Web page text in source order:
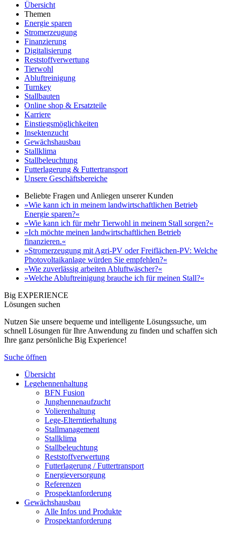
Übersicht
Themen
Energie sparen
Stromerzeugung
Finanzierung
Digitalisierung
Reststoffverwertung
Tierwohl
Abluftreinigung
Turnkey
Stallbauten
Online shop & Ersatzteile
Karriere
Einstiegsmöglichkeiten
Insektenzucht
Gewächshausbau
Stallklima
Stallbeleuchtung
Futterlagerung & Futtertransport
Unsere Geschäftsbereiche
Beliebte Fragen und Anliegen unserer Kunden
»Wie kann ich in meinem landwirtschaftlichen Betrieb
Energie sparen?«
»Wie kann ich für mehr Tierwohl in meinem Stall sorgen?«
»Ich möchte meinen landwirtschaftlichen Betrieb
finanzieren.«
»Stromerzeugung mit Agri-PV oder Freiflächen-PV: Welche
Photovoltaikanlage würden Sie empfehlen?«
»Wie zuverlässig arbeiten Abluftwäscher?«
»Welche Abluftreinigung brauche ich für meinen Stall?«
Big EXPERIENCE
Lösungen suchen
Nutzen Sie unsere bequeme und intelligente Lösungssuche, um
schnell Lösungen für Ihre Anwendung zu finden und schaffen sich
Ihre ganz persönliche Big Experience!
Suche öffnen
Übersicht
Legehennenhaltung
BFN Fusion
Junghennenaufzucht
Volierenhaltung
Lege-Elterntierhaltung
Stallmanagement
Stallklima
Stallbeleuchtung
Reststoffverwertung
Futterlagerung / Futtertransport
Energieversorgung
Referenzen
Prospektanforderung
Gewächshausbau
Alle Infos und Produkte
Prospektanforderung